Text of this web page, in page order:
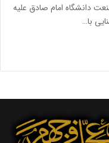
دانشگاه امام صادق علیه
با…